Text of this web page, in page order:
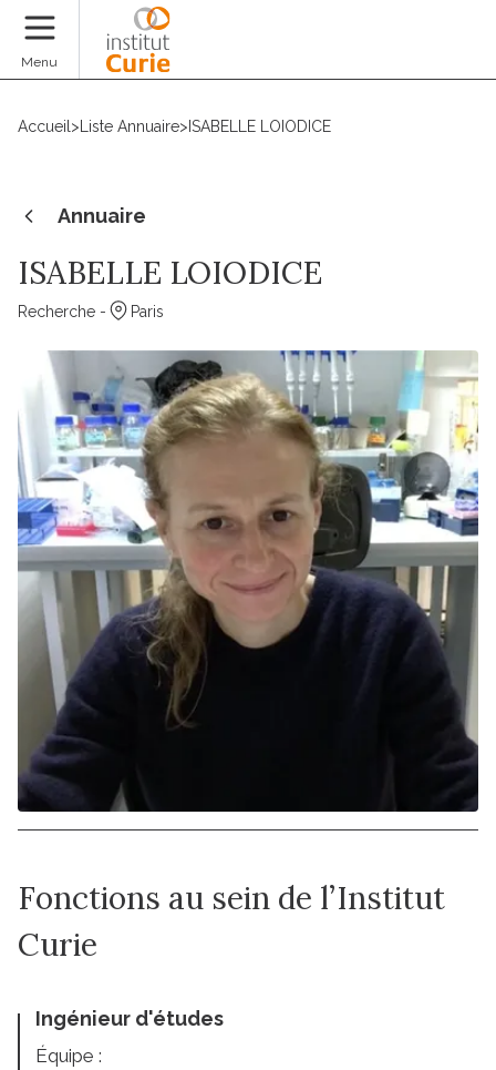
Menu
Accueil > Liste Annuaire> ISABELLE LOIODICE
Annuaire
ISABELLE LOIODICE
Recherche - Paris
Fonctions au sein de l’Institut
Curie
Ingénieur d'études
Équipe :